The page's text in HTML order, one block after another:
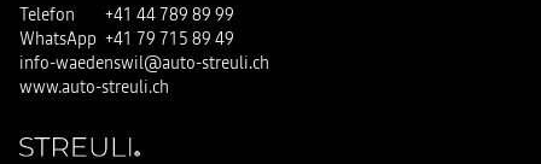
Telefon
+41 44 789 89 99
WhatsApp +41 79 715 89 49
info-waedenswil@auto-streuli.ch
www.auto-streuli.ch